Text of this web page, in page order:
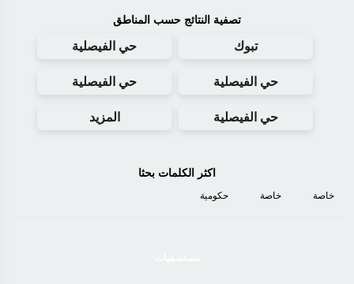
تصفية النتائج حسب المناطق
تبوك حي الفيصلية
حي الفيصلية حي الفيصلية
حي الفيصلية المزيد
اكثر الكلمات بحثا
خاصة خاصة حكومية